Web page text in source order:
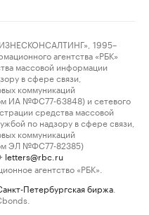
1995–
агентства «РБК»
массовой информации
в сфере связи,
коммуникаций
ИА №ФС77-63848) и сетевого
средства массовой
по надзору в сфере связи,
коммуникаций
ЭЛ №ФС77-82385)
letters@rbc.ru
агентство «РБК».
Петербургская биржа